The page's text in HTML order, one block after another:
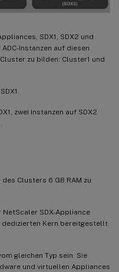
SDX1, SDX2 und
Instanzen auf diesen
zu bilden: Cluster1 und
zwei Instanzen auf SDX2
Clusters 6 GB RAM zu
NetScaler SDX-Appliance
dedizierten Kern bereitgestellt
gleichen Typ sein. Sie
und virtuellen Appliances